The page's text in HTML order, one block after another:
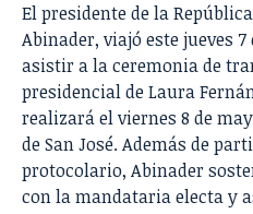
El presidente de la
Abinader, viajó este jueves
asistir a la ceremonia de
presidencial de Laura
realizará el viernes 8 de
de San José. Además de
protocolario, Abinader
con la mandataria electa y